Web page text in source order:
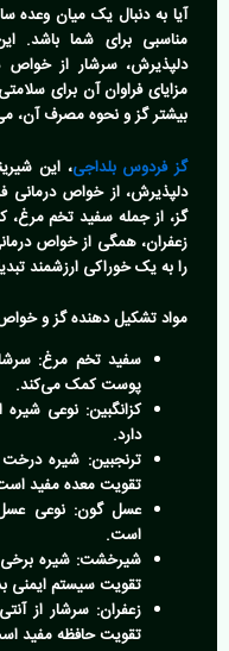
آیا به دنبال یک میان وعده
مناسبی برای شما باشد.
دلپذیرش، سرشار از خواص
مزایای فراوان آن برای
بیشتر گز و نحوه مصرف آن،
گز فردوس بلداجی، این
دلپذیرش، از خواص درمانی
گز، از جمله سفید تخم مرغ،
زعفران، همگی از خواص
را به یک خوراکی ارزشمند
مواد تشکیل دهنده گز و خواص
سفید تخم مرغ:
پوست کمک می‌کند.
کزانگبین: نوعی
دارد.
ترنجبین: شیره درخت
تقویت معده مفید
عسل گون: نوعی
است.
شیرخشت: شیره
تقویت سیستم ایمنی
زعفران: سرشار از
تقویت حافظه مفید